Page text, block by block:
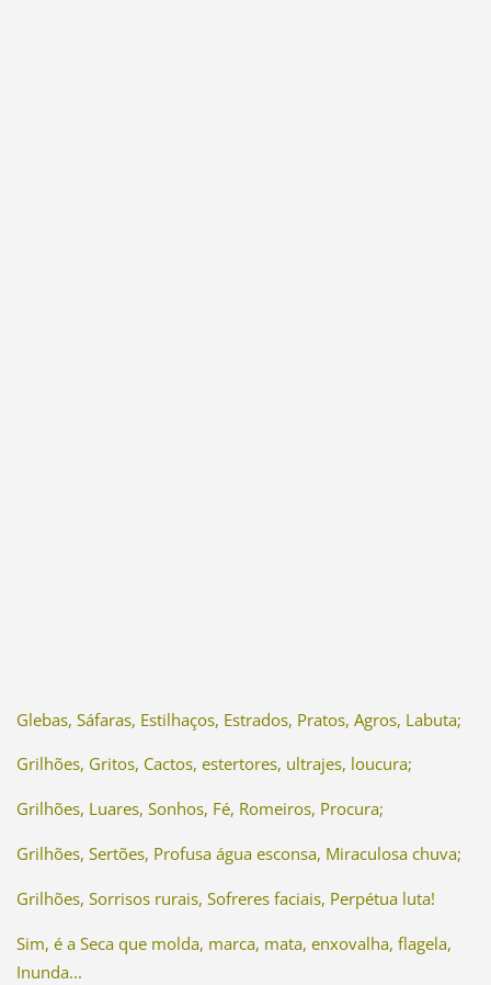
Glebas, Sáfaras, Estilhaços, Estrados, Pratos, Agros, Labuta;
Grilhões, Gritos, Cactos, estertores, ultrajes, loucura;
Grilhões, Luares, Sonhos, Fé, Romeiros, Procura;
Grilhões, Sertões, Profusa água esconsa, Miraculosa chuva;
Grilhões, Sorrisos rurais, Sofreres faciais, Perpétua luta!
Sim, é a Seca que molda, marca, mata, enxovalha, flagela,
Inunda...